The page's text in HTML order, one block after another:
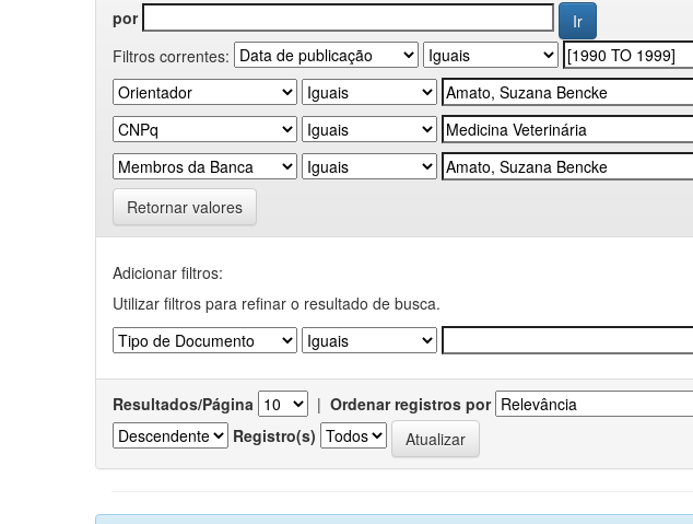
por
Filtros correntes:
Retornar valores
Adicionar filtros:
Utilizar filtros para refinar o resultado de busca.
Resultados/Página | Ordenar registros por
Registro(s)